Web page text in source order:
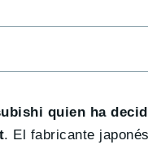
quien ha
. El fabricante